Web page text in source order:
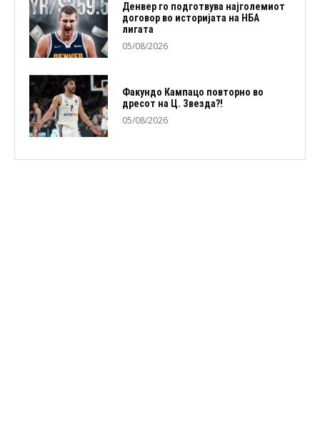
Денвер го подготвува најголемиот
договор во историјата на НБА
лигата
05/08/2026
Факундо Кампацо повторно во
дресот на Ц. Звезда?!
05/08/2026